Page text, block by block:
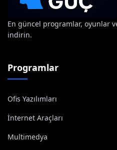
En güncel programlar, oyunlar
indirin.
Programlar
Ofis Yazılımları
İnternet Araçları
Multimedya